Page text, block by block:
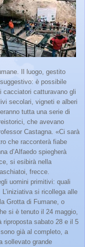
Il luogo, gestito
è possibile
cacciatori catturavano gli
secolari, vigneti e alberi
tutta una serie di
che avevano
Castagna. «Ci sarà
che racconterà fiabe
d’Alfaedo spiegherà
si esibirà nella
frecce.
uomini primitivi: quali
si ricollega alle
Grotta di Fumane, o
si è tenuto il 24 maggio,
riproposta sabato 28 e il 5
già al completo, a
sollevato grande